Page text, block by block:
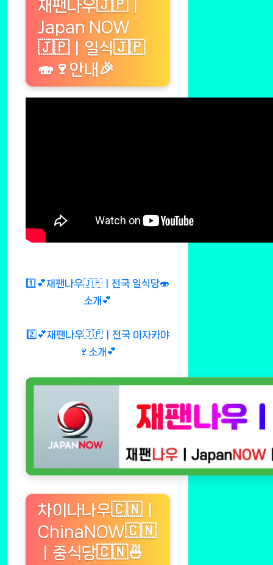
재팬나우🇯🇵ㅣ
Japan NOW
🇯🇵ㅣ일식🇯🇵
🍣🍷안내🎉
1️⃣💕재팬나우🇯🇵ㅣ전국 일식당🍣
소개💕
2️⃣💕재팬나우🇯🇵ㅣ전국 이자카야
🍷소개💕
차이나나우🇨🇳ㅣ
ChinaNOW🇨🇳
ㅣ중식당🇨🇳🍜